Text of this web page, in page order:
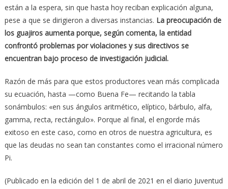
están a la espera, sin que hasta hoy reciban explicación alguna,
pese a que se dirigieron a diversas instancias. La preocupación de
los guajiros aumenta porque, según comenta, la entidad
confrontó problemas por violaciones y sus directivos se
encuentran bajo proceso de investigación judicial.
Razón de más para que estos productores vean más complicada
su ecuación, hasta —como Buena Fe— recitando la tabla
sonámbulos: «en sus ángulos aritmético, elíptico, bárbulo, alfa,
gamma, recta, rectángulo». Porque al final, el engorde más
exitoso en este caso, como en otros de nuestra agricultura, es
que las deudas no sean tan constantes como el irracional número
Pi.
(Publicado en la edición del 1 de abril de 2021 en el diario Juventud